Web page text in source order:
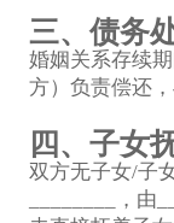
三、债务
婚姻关系存续
方）负责偿还，
四、子女
双方无子女/子
________，由